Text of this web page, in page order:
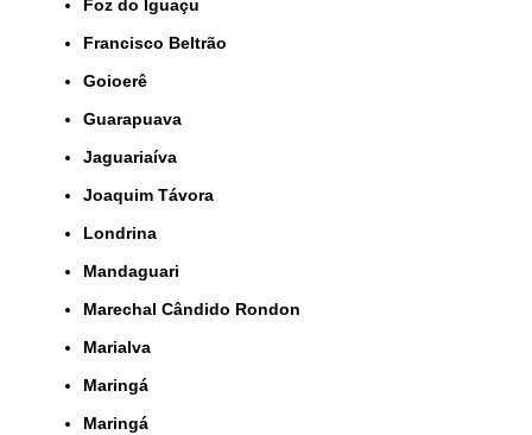
Foz do Iguaçu
Francisco Beltrão
Goioerê
Guarapuava
Jaguariaíva
Joaquim Távora
Londrina
Mandaguari
Marechal Cândido Rondon
Marialva
Maringá
Maringá